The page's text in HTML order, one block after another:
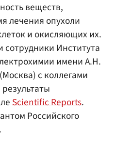
веществ,
лечения опухоли
и окисляющих их.
Института
имени А.Н.
с коллегами
Scientific Reports.
Российского